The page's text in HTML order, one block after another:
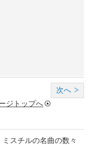
次へ
ジトップへ
ミスチルの名曲の数々